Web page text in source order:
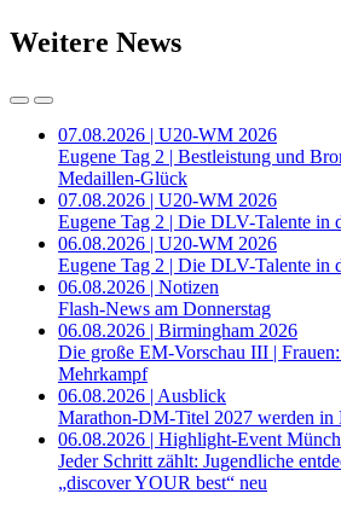
Weitere News
07.08.2026 | U20-WM 2026
Eugene Tag 2 | Bestleistung und
Medaillen-Glück
07.08.2026 | U20-WM 2026
Eugene Tag 2 | Die DLV-Talente in
06.08.2026 | U20-WM 2026
Eugene Tag 2 | Die DLV-Talente in
06.08.2026 | Notizen
Flash-News am Donnerstag
06.08.2026 | Birmingham 2026
Die große EM-Vorschau III |
Mehrkampf
06.08.2026 | Ausblick
Marathon-DM-Titel 2027 werden in
06.08.2026 | Highlight-Event
Jeder Schritt zählt: Jugendliche
„discover YOUR best“ neu